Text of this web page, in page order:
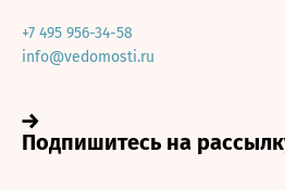
+7 495 956-34-58
info@vedomosti.ru